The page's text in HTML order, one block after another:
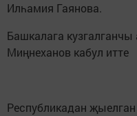
Илһамия Гаянова.
Башкалага
Миңнеханов кабул итте
Республикадан